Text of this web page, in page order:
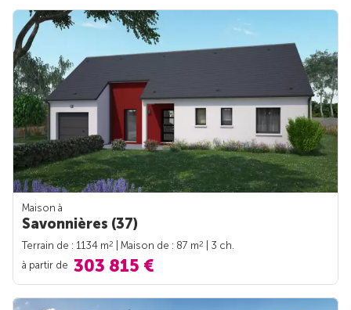
Maison à
Savonnières (37)
Terrain de : 1134 m2 | Maison de : 87 m2
| 3 ch.
à partir de 303 815 €